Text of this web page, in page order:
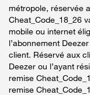
métropole, réservée
Cheat_Code_18_26
mobile ou internet
l’abonnement
client. Réservé aux
Deezer ou l’ayant
remise
remise